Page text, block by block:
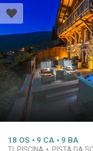
18 OS 9 CA 9 BA